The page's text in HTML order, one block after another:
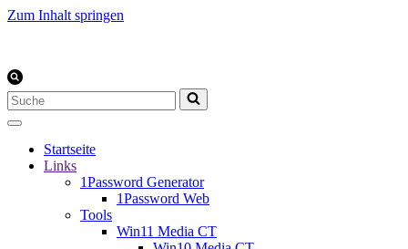
Zum Inhalt springen
Suchen
nach …
Startseite
Links
1Password Generator
1Password Web
Tools
Win11 Media CT